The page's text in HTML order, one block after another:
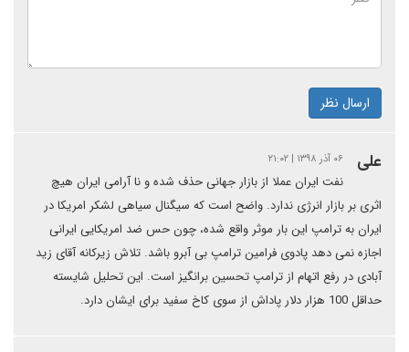
ارسال نظر
علی ۰۶ آذر ۱۳۹۸ | ۲۱:۰۲
نفت ایران عملا از بازار جهانی حذف شده و نا آرامی ایران هیچ
اثری بر بازار انرژی ندارد. واضح است که سیگنال سیاهی لشکر امریکا در
ایران به ترامپ این بار موثر واقع شده، چون حس ضد امریکایی ایرانی
اجازه نمی دهد پادوی فرامین ترامپ بی آبرو باشد. تلاش زیرکانه آقای زید
آبادی در رفع اتهام از ترامپ تحسین برانگیز است. این تحلیل شایسته
حداقل 100 هزار دلار پاداش از سوی کاخ سفید برای ایشان دارد.